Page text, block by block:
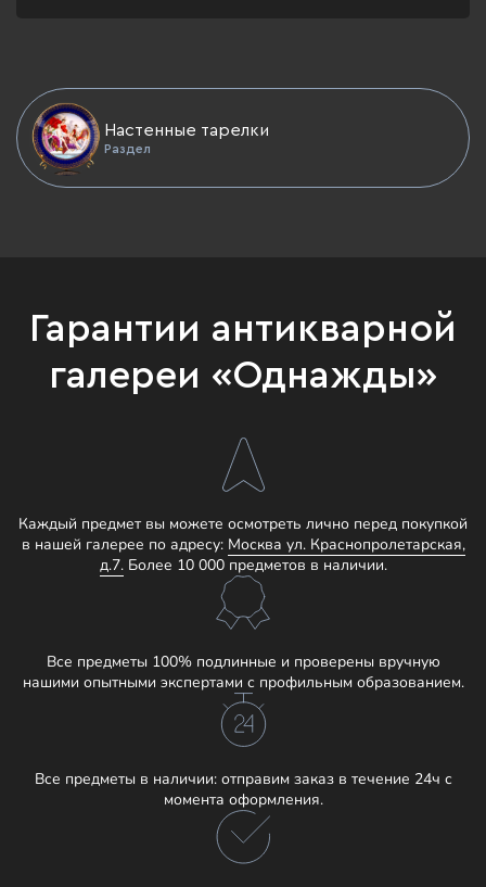
Настенные тарелки
Раздел
Гарантии антикварной
галереи «Однажды»
Каждый предмет вы можете осмотреть лично перед покупкой
в нашей галерее по адресу: Москва ул. Краснопролетарская,
д.7.Более 10 000 предметов в наличии.
Все предметы 100% подлинные и проверены вручную
нашими опытными экспертами с профильным образованием.
Все предметы в наличии: отправим заказ в течение 24ч с
момента оформления.